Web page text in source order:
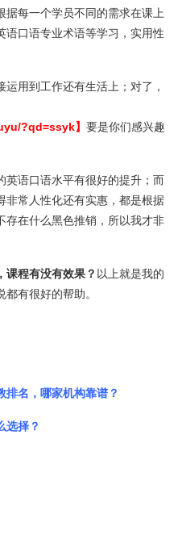
据每一个学员不同的需求在课上
语口语专业术语等学习，实用性
用到工作还有生活上；对了，
?qd=ssyk】 要是你们感兴趣
英语口语水平有很好的提升；而
非常人性化还有实惠，都是根据
存在什么黑色推销，所以我才非
课程有没有效果？ 以上就是我的
有很好的帮助。
排名，哪家机构靠谱？
选择？